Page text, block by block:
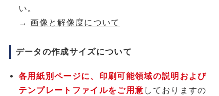
い。
→ 画像と解像度について
データの作成サイズについて
各用紙別ページに、印刷可能領域の説明および
テンプレートファイルをご用意 しておりますの